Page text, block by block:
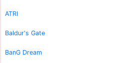
ATRI
Baldur's Gate
BanG Dream